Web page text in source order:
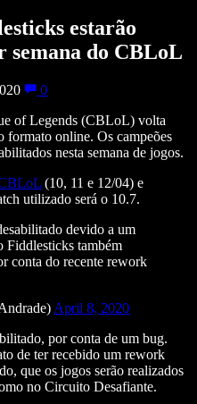
estarão
semana do CBLoL
0
of Legends (CBLoL) volta
formato online. Os campeões
nesta semana de jogos.
(10, 11 e 12/04) e
utilizado será o 10.7.
devido a um
Fiddlesticks também
conta do recente rework
April 8, 2020
por conta de um bug.
de ter recebido um rework
que os jogos serão realizados
no Circuito Desafiante.